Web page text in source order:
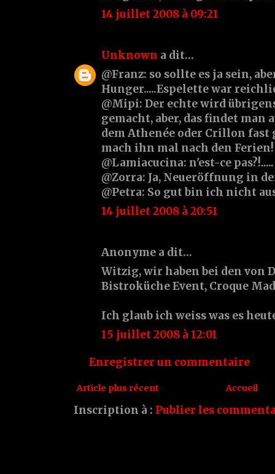
14 juillet 2008 à 09:21
Unknown a dit…
@Franz: so sollte es ja sein,
Hunger.....Espelette war
@Mipi: Der echte wird
gemacht, aber, das findet man
dem Athenée oder Crillon
mach ihn mal nach den Ferien!
@Lamiacucina: n'est-ce pas?!.....
@Zorra: Ja, Neueröffnung in
@Petra: So gut bin ich nicht
14 juillet 2008 à 20:51
Anonyme a dit…
Witzig, wir haben bei den von
Bistroküche Event, Croque
Ich glaub ich weiss was es
15 juillet 2008 à 12:01
Enregistrer un commentaire
Article plus récent Accueil
Inscription à : Publier les